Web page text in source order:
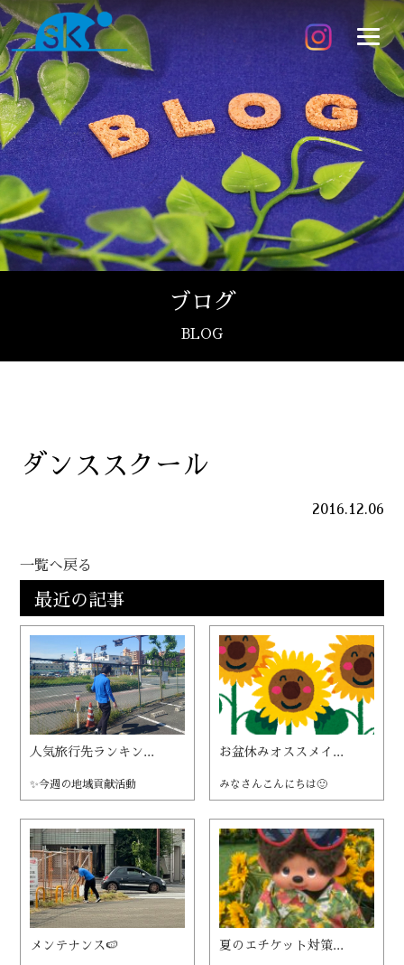
ブログ
BLOG
ダンススクール
2016.12.06
一覧へ戻る
最近の記事
人気旅行先ランキン...
✨今週の地域貢献活動
お盆休みオススメイ...
みなさんこんにちは🙂
メンテナンス🍉 夏のエチケット対策...